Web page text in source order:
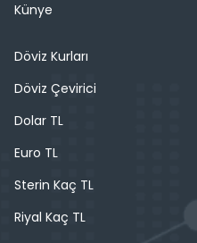
Künye
Döviz Kurları
Döviz Çevirici
Dolar TL
Euro TL
Sterin Kaç TL
Riyal Kaç TL